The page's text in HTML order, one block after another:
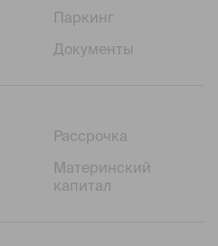
Паркинг
Документы
Рассрочка
Материнский
капитал